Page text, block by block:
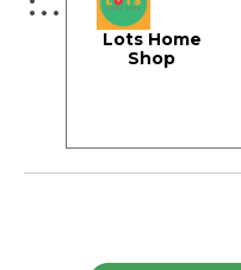
Lots Home
Shop